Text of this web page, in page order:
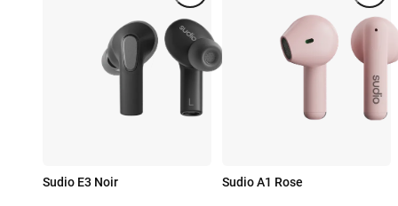
Sudio E3 Noir Sudio A1 Rose